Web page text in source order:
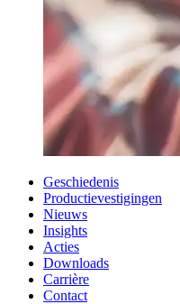
Geschiedenis
Productievestigingen
Nieuws
Insights
Acties
Downloads
Carrière
Contact